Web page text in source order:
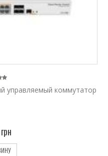
управляемый коммутатор